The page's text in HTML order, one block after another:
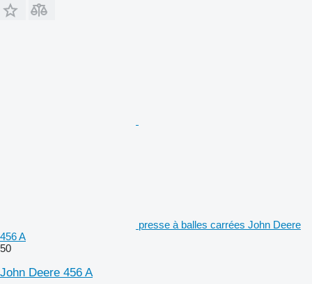
presse à balles carrées John Deere
456 A
50
John Deere 456 A